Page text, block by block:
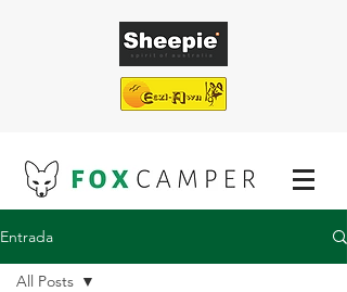
¡ENVÍO GRATUITO EN TODAS NUESTRAS
TIENDAS DE TECHO!
Entrada
All Posts